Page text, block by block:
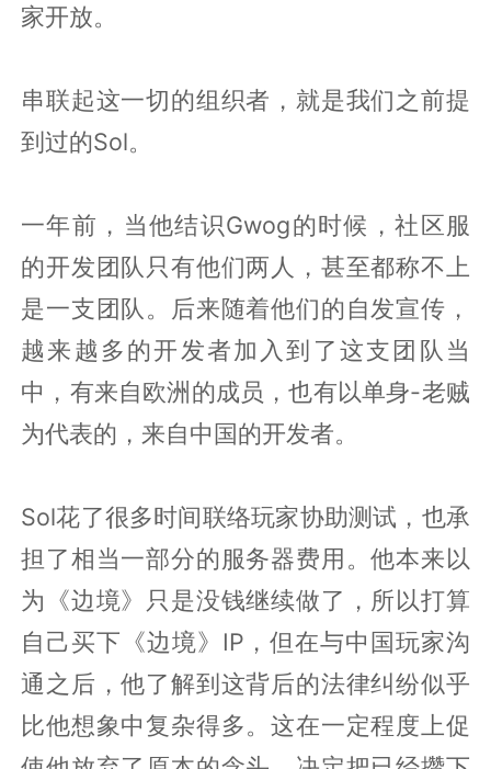
家开放。
串联起这一切的组织者，就是我们之前提
到过的Sol。
一年前，当他结识Gwog的时候，社区服
的开发团队只有他们两人，甚至都称不上
是一支团队。后来随着他们的自发宣传，
越来越多的开发者加入到了这支团队当
中，有来自欧洲的成员，也有以单身-老贼
为代表的，来自中国的开发者。
Sol花了很多时间联络玩家协助测试，也承
担了相当一部分的服务器费用。他本来以
为《边境》只是没钱继续做了，所以打算
自己买下《边境》IP，但在与中国玩家沟
通之后，他了解到这背后的法律纠纷似乎
比他想象中复杂得多。这在一定程度上促